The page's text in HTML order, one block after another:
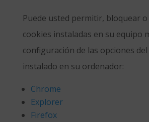
Puede usted permitir, bloquear
cookies instaladas en su equipo
configuración de las opciones
instalado en su ordenador:
Chrome
Explorer
Firefox